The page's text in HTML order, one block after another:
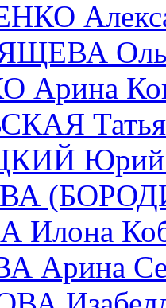
Юрий
Илона
Арина